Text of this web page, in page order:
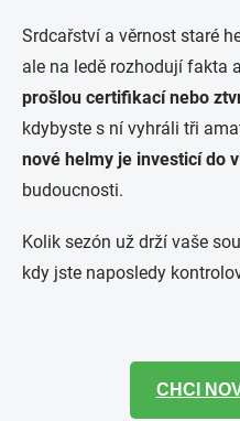
Srdcařství a věrnost staré
ale na ledě rozhodují fakta
prošlou certifikací nebo
kdybyste s ní vyhráli tři
nové helmy je investicí do
budoucnosti.
Kolik sezón už drží vaše
kdy jste naposledy
CHCI